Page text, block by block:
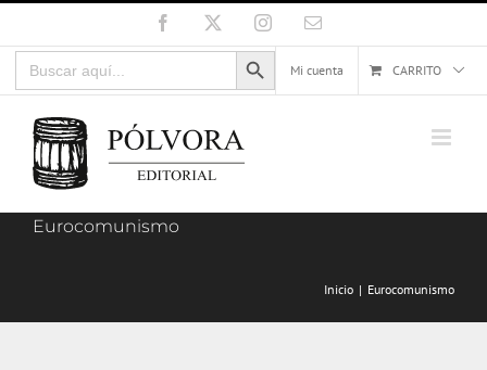
al
contenido
Facebook InstagramCorreo
Buscar:
Botón de búsqueda
Mi cuenta
CARRITO
Eurocomunismo
Inicio Eurocomunismo